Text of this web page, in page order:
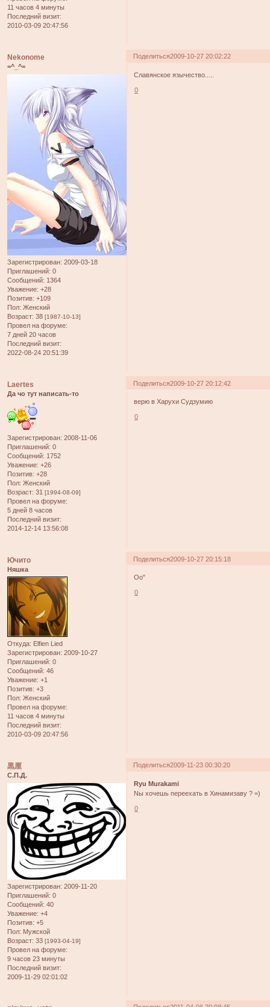
11 часов 4 минуты
Последний визит:
2010-03-09 20:47:56
Поделиться2009-10-27 20:02:22
Nekonome
=^_^=
Зарегистрирован: 2009-03-18
Приглашений: 0
Сообщений: 1364
Уважение: +28
Позитив: +109
Пол: Женский
Возраст: 38 [1987-10-13]
Провел на форуме:
7 дней 20 часов
Последний визит:
2022-08-24 20:51:39
Славянское язычество.....
0
Поделиться2009-10-27 20:12:42
Laertes
Да чо тут написать-то
Зарегистрирован: 2008-11-06
Приглашений: 0
Сообщений: 1752
Уважение: +26
Позитив: +28
Пол: Женский
Возраст: 31 [1994-08-09]
Провел на форуме:
5 дней 8 часов
Последний визит:
2014-12-14 13:56:08
верю в Харухи Судзумию
0
Поделиться2009-10-27 20:15:18
Ючито
Няшка
Откуда: Elfien Lied
Зарегистрирован: 2009-10-27
Приглашений: 0
Сообщений: 46
Уважение: +1
Позитив: +3
Пол: Женский
Провел на форуме:
11 часов 4 минуты
Последний визит:
2010-03-09 20:47:56
Оо"
0
Поделиться2009-11-23 00:30:20
黒厘
С.П.Д.
Зарегистрирован: 2009-11-20
Приглашений: 0
Сообщений: 40
Уважение: +4
Позитив: +5
Пол: Мужской
Возраст: 33 [1993-04-19]
Провел на форуме:
9 часов 23 минуты
Последний визит:
2009-11-29 02:01:02
Ryu Murakami
Nы хочешь переехать в Хинамизаву ? =)
0